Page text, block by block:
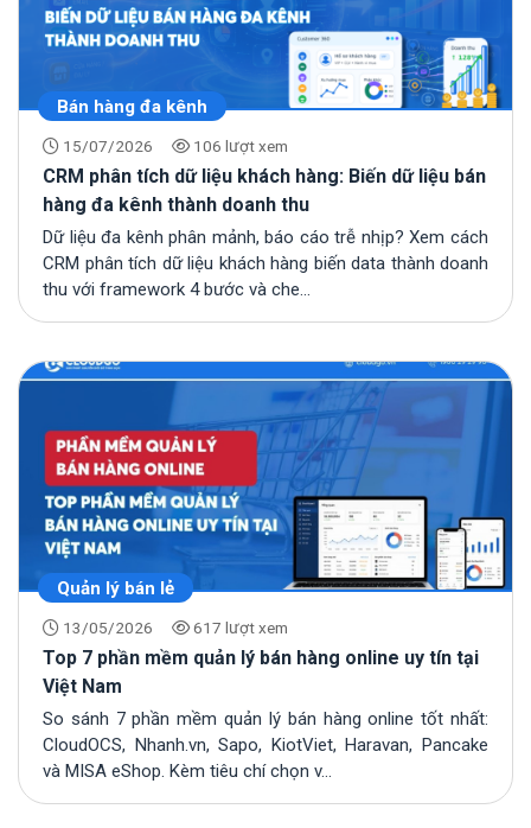
Bán hàng đa kênh
15/07/2026 106 lượt xem
CRM phân tích dữ liệu khách hàng: Biến dữ liệu bán
hàng đa kênh thành doanh thu
Dữ liệu đa kênh phân mảnh, báo cáo trễ nhịp? Xem cách
CRM phân tích dữ liệu khách hàng biến data thành doanh
thu với framework 4 bước và che...
Quản lý bán lẻ
13/05/2026 617 lượt xem
Top 7 phần mềm quản lý bán hàng online uy tín tại
Việt Nam
So sánh 7 phần mềm quản lý bán hàng online tốt nhất:
CloudOCS, Nhanh.vn, Sapo, KiotViet, Haravan, Pancake
và MISA eShop. Kèm tiêu chí chọn v...